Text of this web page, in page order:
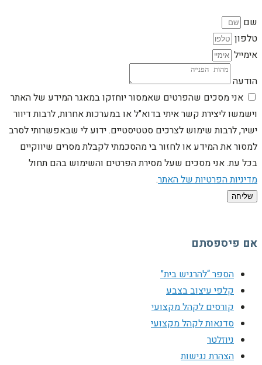
שם
טלפון
אימייל
הודעה
אני מסכים שהפרטים שאמסור יוחזקו במאגר המידע של האתר
וישמשו ליצירת קשר איתי בדוא"ל או במערכות אחרות, לרבות דיוור
ישיר, לרבות שימוש לצרכים סטטיסטיים. ידוע לי שבאפשרותי לסרב
למסור את המידע או לחזור בי מהסכמתי לקבלת מסרים שיווקיים
בכל עת. אני מסכים שעל מסירת הפרטים והשימוש בהם תחול
מדיניות הפרטיות של האתר.
שליחה
אם פיספסתם
הספר “להרגיש בית”
קלפי עיצוב בצבע
קורסים לקהל מקצועי
סדנאות לקהל מקצועי
ניוזלטר
הצהרת נגישות